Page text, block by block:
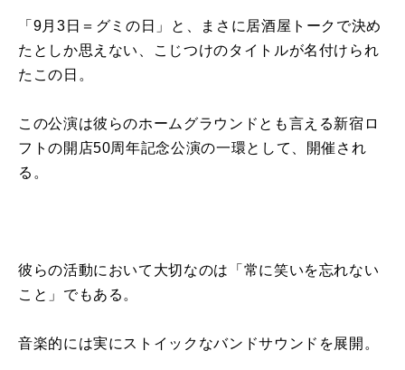
「9月3日＝グミの日」と、まさに居酒屋トークで決め
たとしか思えない、こじつけのタイトルが名付けられ
たこの日。
この公演は彼らのホームグラウンドとも言える新宿ロ
フトの開店50周年記念公演の一環として、開催され
る。
彼らの活動において大切なのは「常に笑いを忘れない
こと」でもある。
音楽的には実にストイックなバンドサウンドを展開。